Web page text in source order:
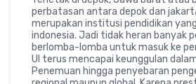
perbatasan antara depok dan
merupakan institusi pendidikan
indonesia. Jadi tidak heran banyak
berlomba-lomba untuk masuk ke
UI terus mencapai keunggulan
Penemuan hingga penyebaran